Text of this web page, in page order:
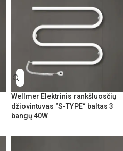
Wellmer Elektrinis rankšluosčių
džiovintuvas “S-TYPE“ baltas 3
bangų 40W